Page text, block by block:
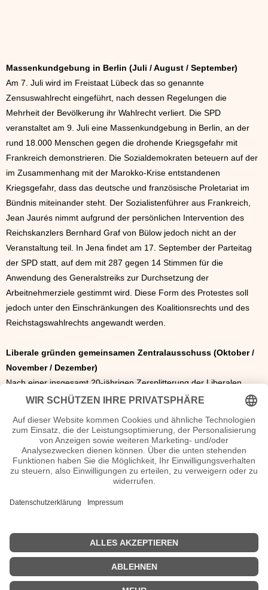
Massenkundgebung in Berlin (Juli / August / September)
Am 7. Juli wird im Freistaat Lübeck das so genannte
Zensuswahlrecht eingeführt, nach dessen Regelungen die
Mehrheit der Bevölkerung ihr Wahlrecht verliert. Die SPD
veranstaltet am 9. Juli eine Massenkundgebung in Berlin, an der
rund 18.000 Menschen gegen die drohende Kriegsgefahr mit
Frankreich demonstrieren. Die Sozialdemokraten beteuern auf der
im Zusammenhang mit der Marokko-Krise entstandenen
Kriegsgefahr, dass das deutsche und französische Proletariat im
Bündnis miteinander steht. Der Sozialistenführer aus Frankreich,
Jean Jaurés nimmt aufgrund der persönlichen Intervention des
Reichskanzlers Bernhard Graf von Bülow jedoch nicht an der
Veranstaltung teil. In Jena findet am 17. September der Parteitag
der SPD statt, auf dem mit 287 gegen 14 Stimmen für die
Anwendung des Generalstreiks zur Durchsetzung der
Arbeitnehmerziele gestimmt wird. Diese Form des Protestes soll
jedoch unter den Einschränkungen des Koalitionsrechts und des
Reichstagswahlrechts angewandt werden.
Liberale gründen gemeinsamen Zentralausschuss (Oktober /
November / Dezember)
Nach einer insgesamt 20-jährigen Zersplitterung der Liberalen,
kommt es am 5. November zur Gründung eines gemeinsamen
Vereinigung, Deutsche Volkspartei, so wie Vereinen der
Nationalsozialisten. Nach einer Volkszählung im Deutschen Reich,
wird eine Einwohnerzahl von 60.641.278 festgestellt. Demnach ist
die Bevölkerungszahl innerhalb von fünf Jahren um 7,6 %
im Reichstag am 6. Dezember, die "offene Tür" nach Marokko,
deutschen Außenpolitik drängt.
<<Politjahr 1904|Politjahr 1906>>